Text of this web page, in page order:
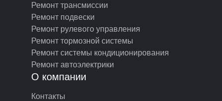
Ремонт трансмиссии
Ремонт подвески
Ремонт рулевого управления
Ремонт тормозной системы
Ремонт системы кондиционирования
Ремонт автоэлектрики
О компании
Контакты